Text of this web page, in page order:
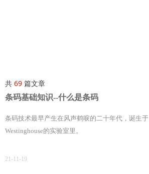
共 69 篇文章
条码基础知识--什么是条码
条码技术最早产生在风声鹤唳的二十年代，诞生于
Westinghouse的实验室里。
21-11-19